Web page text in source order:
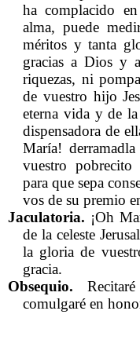
ha complacido
alma, puede
méritos y tanta
gracias a Dios y
riquezas, ni
de vuestro hijo
eterna vida y de
dispensadora de
María!
vuestro pobrecito
para que sepa
vos de su premio
Jaculatoria. ¡Oh
de la celeste
la gloria de
gracia.
Obsequio.
comulgaré en